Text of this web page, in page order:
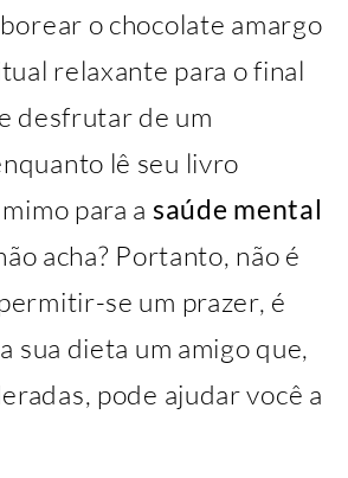
o chocolate amargo
relaxante para o final
desfrutar de um
lê seu livro
para a saúde mental
acha? Portanto, não é
se um prazer, é
sua dieta um amigo que,
pode ajudar você a